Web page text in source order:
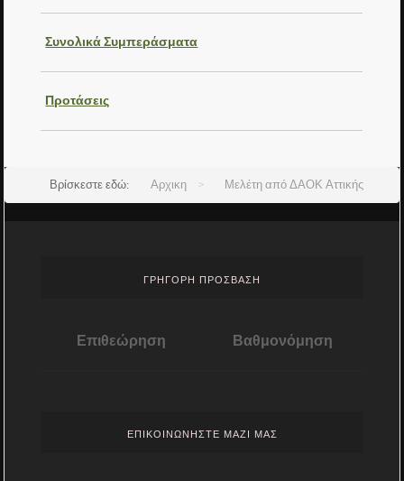
Συνολικά Συμπεράσματα
Προτάσεις
Βρίσκεστε εδώ: Αρχικη > Μελέτη από ΔΑΟΚ Αττικής
ΓΡΗΓΟΡΗ ΠΡΟΣΒΑΣΗ
Επιθεώρηση Βαθμονόμηση
ΕΠΙΚΟΙΝΩΝΗΣΤΕ ΜΑΖΙ ΜΑΣ